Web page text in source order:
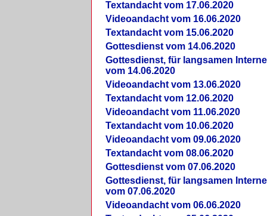
Textandacht vom 17.06.2020
Videoandacht vom 16.06.2020
Textandacht vom 15.06.2020
Gottesdienst vom 14.06.2020
Gottesdienst, für langsamen
vom 14.06.2020
Videoandacht vom 13.06.2020
Textandacht vom 12.06.2020
Videoandacht vom 11.06.2020
Textandacht vom 10.06.2020
Videoandacht vom 09.06.2020
Textandacht vom 08.06.2020
Gottesdienst vom 07.06.2020
Gottesdienst, für langsamen
vom 07.06.2020
Videoandacht vom 06.06.2020